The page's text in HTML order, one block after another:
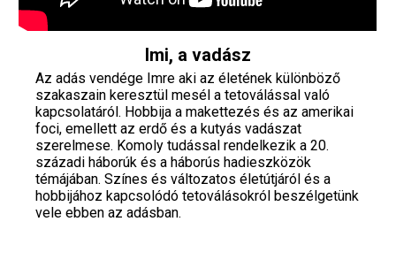
Imi, a vadász
Az adás vendége Imre aki az életének különböző
szakaszain keresztül mesél a tetoválással való
kapcsolatáról. Hobbija a makettezés és az amerikai
foci, emellett az erdő és a kutyás vadászat
szerelmese. Komoly tudással rendelkezik a 20.
századi háborúk és a háborús hadieszközök
témájában. Színes és változatos életútjáról és a
hobbijához kapcsolódó tetoválásokról beszélgetünk
vele ebben az adásban.